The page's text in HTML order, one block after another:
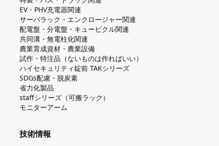
EV・PHV充電器関連
サーバラック・エンクロージャー関連
配電盤・分電盤・キュービクル関連
共同溝・無電柱化関連
農業育成資材・農業設備
試作・特注品（ないものは作ればいい）
ハイセキュリティ錠前 TAKシリーズ
SDGs配慮・脱炭素
省力化製品
staffシリーズ（可搬ラック）
モニターアーム
技術情報